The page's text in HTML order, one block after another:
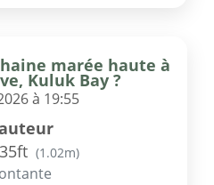
marée haute à
Kuluk Bay ?
à 19:55
(1.02m)